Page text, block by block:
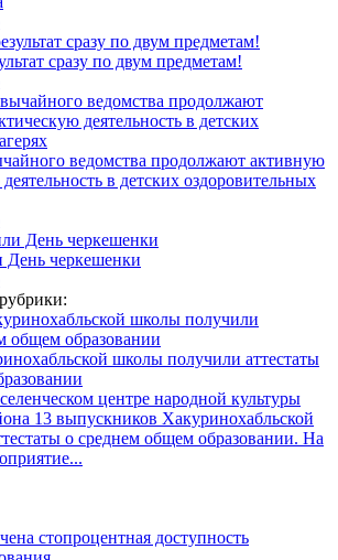
сразу по двум предметам!
ведомства продолжают активную
в детских оздоровительных
черкешенки
школы получили аттестаты
центре народной культуры
13 выпускников Хакуринохабльской
о среднем общем образовании. На